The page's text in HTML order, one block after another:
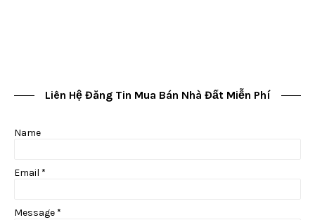
Liên Hệ Đăng Tin Mua Bán Nhà Đất Miễn Phí
Name
Email *
Message*